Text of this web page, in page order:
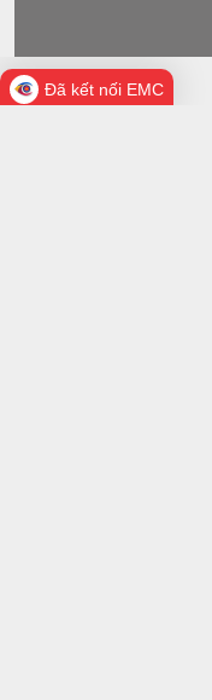
Đã kết nối EMC